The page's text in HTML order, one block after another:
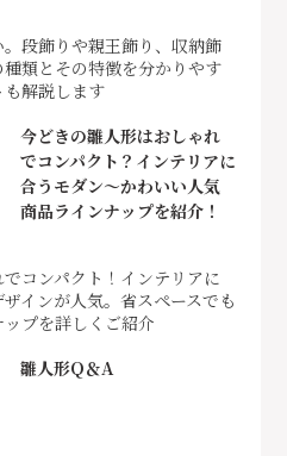
段飾りや親王飾り、収納飾
類とその特徴を分かりやす
解説します
今どきの雛人形はおしゃれ
でコンパクト？インテリアに
合うモダン～かわいい人気
商品ラインナップを紹介！
コンパクト！インテリアに
インが人気。省スペースでも
プを詳しくご紹介
雛人形Q＆A